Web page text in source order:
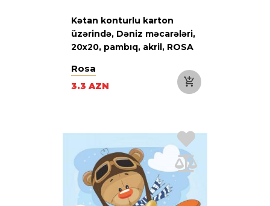
Kətan konturlu karton
üzərində, Dəniz məcarələri,
20х20, pambıq, akril, ROSA
Rosa
3.3 AZN